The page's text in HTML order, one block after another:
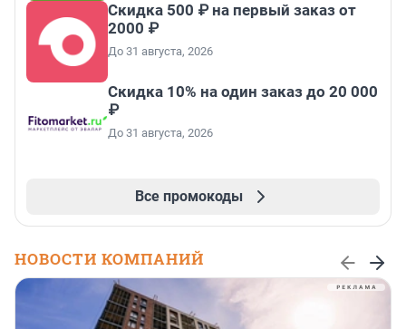
Скидка 500 ₽ на первый заказ от
2000 ₽
До 31 августа, 2026
Скидка 10% на один заказ до 20 000
₽
До 31 августа, 2026
Все промокоды
НОВОСТИ КОМПАНИЙ